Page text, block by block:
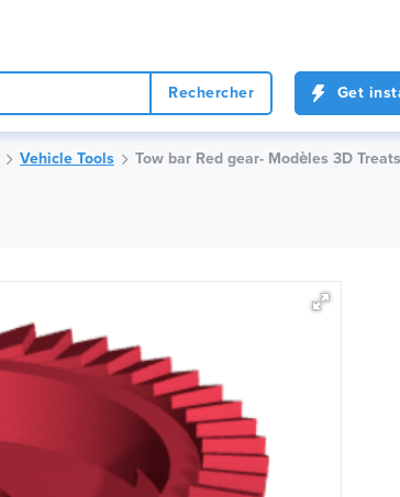
Rechercher Get
Vehicle Tools Tow bar Red gear- Modèles 3D